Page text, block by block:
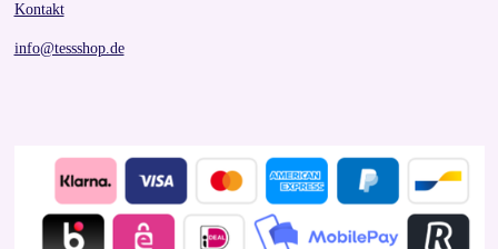
Kontakt
info@tessshop.de